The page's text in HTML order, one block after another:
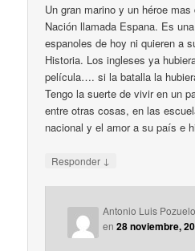
Un gran marino y un héroe
Nación llamada Espana. Es
espanoles de hoy ni quieren a
Historia. Los ingleses ya
película…. si la batalla la
Tengo la suerte de vivir en un
entre otras cosas, en las
nacional y el amor a su país e
Responder ↓
Antonio Luis Pozuelo
en28 noviembre,